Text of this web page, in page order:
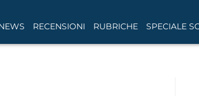
RECENSIONI RUBRICHE SPECIALE